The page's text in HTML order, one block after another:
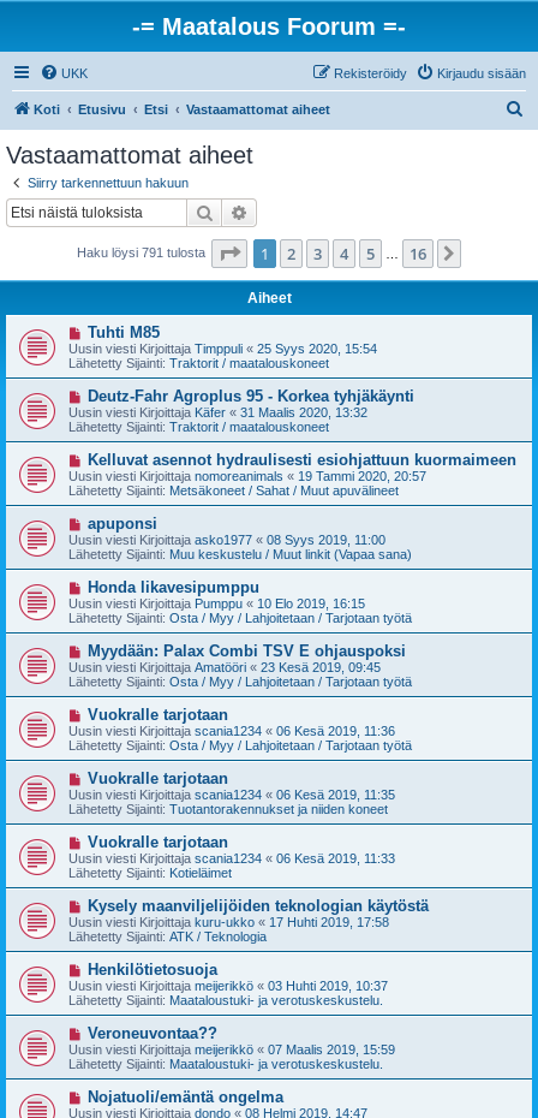
-= Maatalous Foorum =-
UKK Kirjaudu sisään
Rekisteröidy
Koti Etusivu Etsi Vastaamattomat aiheet
Vastaamattomat aiheet
Siirry tarkennettuun hakuun
Etsi
Haku löysi 791 tulosta Sivu /16
1 2 3 4 5 16
Aiheet
U
u
s
i
v
e
s
t
Tuhti M85
Uusin viesti Kirjoittaja Timppuli « 25 Syys 2020, 15:54
Lähetetty Sijainti: Traktorit / maatalouskoneet
U
u
s
i
v
e
s
t
Deutz-Fahr Agroplus 95 - Korkea tyhjäkäynti
Uusin viesti Kirjoittaja Käfer « 31 Maalis 2020, 13:32
Lähetetty Sijainti: Traktorit / maatalouskoneet
U
u
s
i
e
s
t
Kelluvat asennot hydraulisesti esiohjattuun kuormaimeen
Uusin viesti Kirjoittaja nomoreanimals « 19 Tammi 2020, 20:57
Lähetetty Sijainti: Metsäkoneet / Sahat / Muut apuvälineet
U
u
s
i
v
e
s
t
apuponsi
Uusin viesti Kirjoittaja asko1977 « 08 Syys 2019, 11:00
Lähetetty Sijainti: Muu keskustelu / Muut linkit (Vapaa sana)
U
u
s
i
v
e
s
t
Honda likavesipumppu
Uusin viesti Kirjoittaja Pumppu « 10 Elo 2019, 16:15
Lähetetty Sijainti: Osta / Myy / Lahjoitetaan / Tarjotaan työtä
U
u
s
i
v
e
s
t
Myydään: Palax Combi TSV E ohjauspoksi
Uusin viesti Kirjoittaja Amatööri « 23 Kesä 2019, 09:45
Lähetetty Sijainti: Osta / Myy / Lahjoitetaan / Tarjotaan työtä
U
u
s
i
v
e
s
t
Vuokralle tarjotaan
Uusin viesti Kirjoittaja scania1234 « 06 Kesä 2019, 11:36
Lähetetty Sijainti: Osta / Myy / Lahjoitetaan / Tarjotaan työtä
U
u
s
i
v
e
s
t
Vuokralle tarjotaan
Uusin viesti Kirjoittaja scania1234 « 06 Kesä 2019, 11:35
Lähetetty Sijainti: Tuotantorakennukset ja niiden koneet
U
u
s
i
v
e
s
t
Vuokralle tarjotaan
Uusin viesti Kirjoittaja scania1234 « 06 Kesä 2019, 11:33
Lähetetty Sijainti: Kotieläimet
U
u
s
i
v
e
s
t
Kysely maanviljelijöiden teknologian käytöstä
Uusin viesti Kirjoittaja kuru-ukko « 17 Huhti 2019, 17:58
Lähetetty Sijainti: ATK / Teknologia
U
u
s
i
v
e
s
t
Henkilötietosuoja
Uusin viesti Kirjoittaja meijerikkö « 03 Huhti 2019, 10:37
Lähetetty Sijainti: Maataloustuki- ja verotuskeskustelu.
U
u
s
i
v
Veroneuvontaa??
Uusin viesti Kirjoittaja meijerikkö « 07 Maalis 2019, 15:59
Lähetetty Sijainti: Maataloustuki- ja verotuskeskustelu.
U
u
Nojatuoli/emäntä ongelma
Uusin viesti Kirjoittaja dondo « 08 Helmi 2019, 14:47